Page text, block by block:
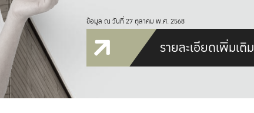
ข้อมูล ณ วันที่ 27 ตุลาคม พ.ศ. 2568
รายละเอียดเพิ่มเติม